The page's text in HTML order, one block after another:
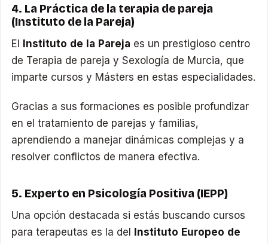
4. La Práctica de la terapia de pareja
(Instituto de la Pareja)
El Instituto de la Pareja es un prestigioso centro
de Terapia de pareja y Sexología de Murcia, que
imparte cursos y Másters en estas especialidades.
Gracias a sus formaciones es posible profundizar
en el tratamiento de parejas y familias,
aprendiendo a manejar dinámicas complejas y a
resolver conflictos de manera efectiva.
5. Experto en Psicología Positiva (IEPP)
Una opción destacada si estás buscando cursos
para terapeutas es la del Instituto Europeo de